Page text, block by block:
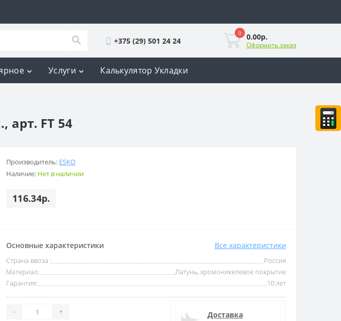
+375 (29) 501 24 24
0 0.00р.
Оформить заказ
Услуги Калькулятор Укладки
арт. FT 54
Производитель: ESKO
Наличие: Нет в наличии
116.34р.
Основные характеристики Все характеристики
Страна ввоза :
Россия
Материал:
Латунь, хромоникелевое покрытие
Гарантия:
10 лет
- + Доставка